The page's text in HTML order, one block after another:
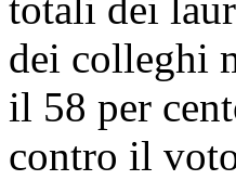
dei colleghi
il 58 per
contro il